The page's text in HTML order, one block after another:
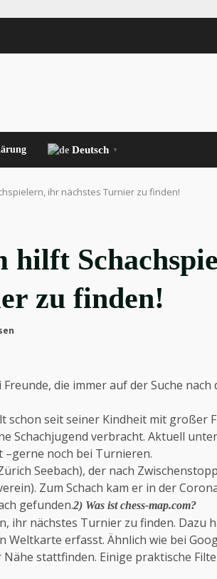
Deutsch ▼
ihr nächstes Turnier zu finden!
hilft
zu finden!
die immer auf der Suche
seit seiner Kindheit mit großer
Schachjugend verbracht. Aktuell
–gerne noch bei Turnieren.
Seebach), der nach
Zum Schach kam er in der
gefunden.2) Was ist chess-map.com?
ihr nächstes Turnier zu finden. Dazu
erfasst. Ähnlich wie bei
stattfinden. Einige praktische